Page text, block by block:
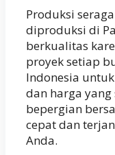
Produksi
diproduksi di
berkualitas
proyek setiap
Indonesia
dan harga
bepergian
cepat dan
Anda.